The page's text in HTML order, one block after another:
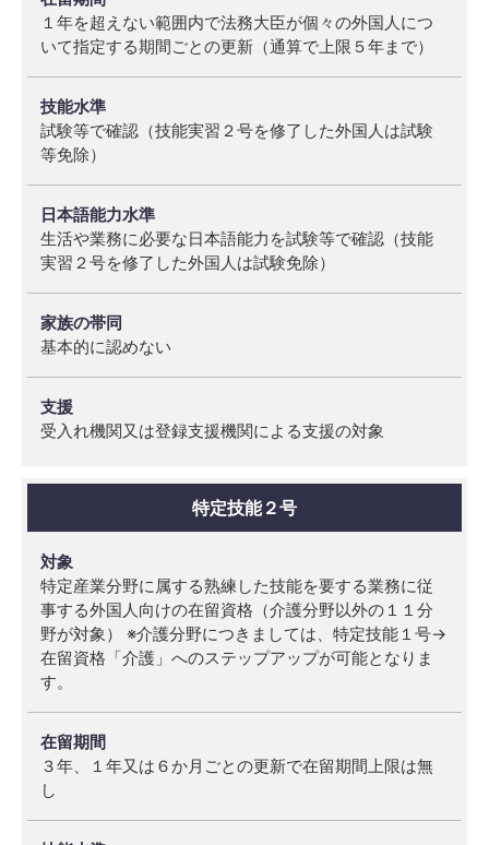
技
能
水
準
日
能
力
水
準
家
帯
同
支
１年を超えない範囲内で法務大臣が個々の外国人につ
いて指定する期間ごとの更新（通算で上限５年まで）
試験等で確認（技能実習２号を修了した外国人は試験
等免除）
生活や業務に必要な日本語能力を試験等で確認（技能
実習２号を修了した外国人は試験免除）
基本的に認めない
受入れ機関又は登録支援機関による支援の対象
特定技能２号
特定産業分野に属する熟練した技能を要する業務に従
事する外国人向けの在留資格（介護分野以外の１１分
野が対象） ※介護分野につきましては、特定技能１号→
在留資格「介護」へのステップアップが可能となりま
す。
３年、１年又は６か月ごとの更新で在留期間上限は無
し